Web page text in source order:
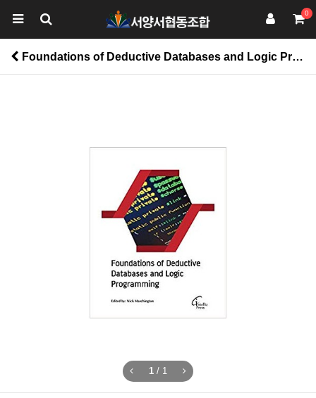
0
Foundations of Deductive Databases and Logic Programming > 공학계열
1 / 1